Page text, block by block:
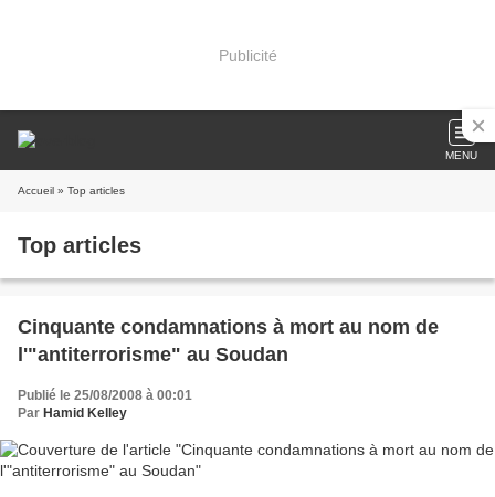
Publicité
MENU
Accueil » Top articles
Top articles
Cinquante condamnations à mort au nom de
l'"antiterrorisme" au Soudan
Publié le 25/08/2008 à 00:01
Par Hamid Kelley